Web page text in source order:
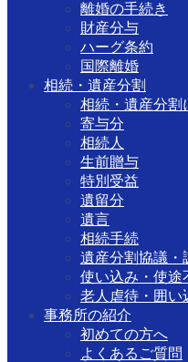
離婚の手続き
財産分与
ハーグ条約
国際離婚
相続・遺産分割
相続・遺産分割
寄与分
相続人
生前贈与
特別受益
遺留分
遺言
相続手続
遺産分割協議・
使い込み・使途
老人虐待・囲い
事務所の紹介
初めての方へ
よくあるご質問